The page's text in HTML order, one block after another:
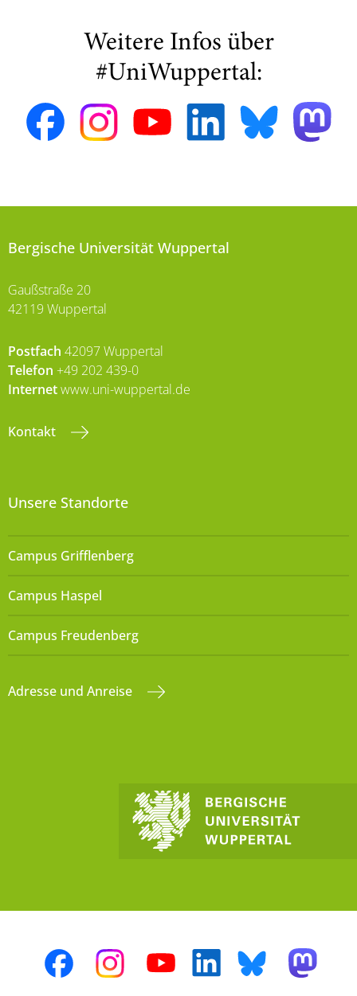
Weitere Infos über
#UniWuppertal:
Bergische Universität Wuppertal
Gaußstraße 20
42119 Wuppertal
Postfach 42097 Wuppertal
Telefon +49 202 439-0
Internetwww.uni-wuppertal.de
Kontakt
Unsere Standorte
Campus Grifflenberg
Campus Haspel
Campus Freudenberg
Adresse und Anreise